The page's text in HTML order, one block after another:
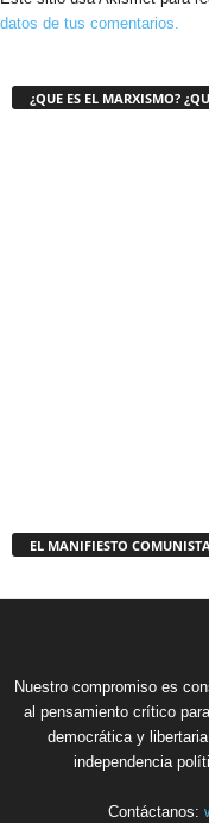
datos de tus comentarios.
¿QUE ES EL MARXISMO?
EL MANIFIESTO
Nuestro compromiso es
al pensamiento crítico
democrática y
independencia
Contáctanos: